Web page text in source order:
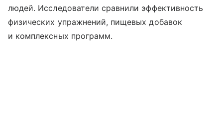
людей. Исследователи сравнили эффективность
физических упражнений, пищевых добавок
и комплексных программ.